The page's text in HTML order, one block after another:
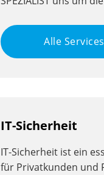
Alle
IT-Sicherheit
IT-Sicherheit ist ein
für Privatkunden und